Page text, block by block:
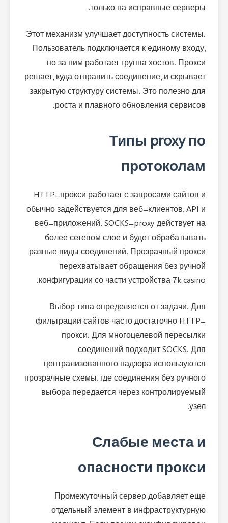
только на исправные серверы.
Этот механизм улучшает доступность системы.
Пользователь подключается к единому входу,
но за ним работает группа хостов. Прокси
решает, куда отправить соединение, и скрывает
закрытую структуру системы. Это полезно для
роста и плавного обновления сервисов.
Типы proxy по
протоколам
HTTP-прокси работает с запросами сайтов и
обычно задействуется для веб-клиентов, API и
веб-приложений. SOCKS-proxy действует на
более сетевом слое и будет обрабатывать
разные виды соединений. Прозрачный прокси
перехватывает обращения без ручной
конфигурации со части устройства 7k casino.
Выбор типа определяется от задачи. Для
фильтрации сайтов часто достаточно HTTP-
прокси. Для многоцелевой пересылки
соединений подходит SOCKS. Для
централизованного надзора используются
прозрачные схемы, где соединения без ручного
выбора передается через контролируемый
узел.
Слабые места и
опасности прокси
Промежуточный сервер добавляет еще
отдельный элемент в инфраструктурную